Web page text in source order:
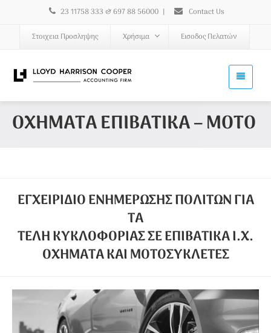
23 11758 333 & 697 88 56000 | Contact Us
Στοιχεια Προσληψης Χρήσιμα Εισοδος Πελατών
ΟΧΗΜΑΤΑ ΕΠΙΒΑΤΙΚΑ – ΜΟΤΟ
ΕΓΧΕΙΡΙΔΙΟ ΕΝΗΜΕΡΩΣΗΣ ΠΟΛΙΤΩΝ ΓΙΑ
ΤΑ
ΤΕΛΗ ΚΥΚΛΟΦΟΡΙΑΣ ΣΕ ΕΠΙΒΑΤΙΚΑ Ι.Χ.
ΟΧΗΜΑΤΑ ΚΑΙ ΜΟΤΟΣΥΚΛΕΤΕΣ